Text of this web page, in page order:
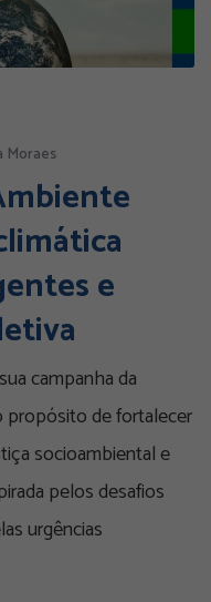
Moraes
e
campanha da
propósito de fortalecer
socioambiental e
pelos desafios
urgências